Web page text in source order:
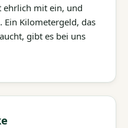
ehrlich mit ein, und
Ein Kilometergeld, das
gibt es bei uns